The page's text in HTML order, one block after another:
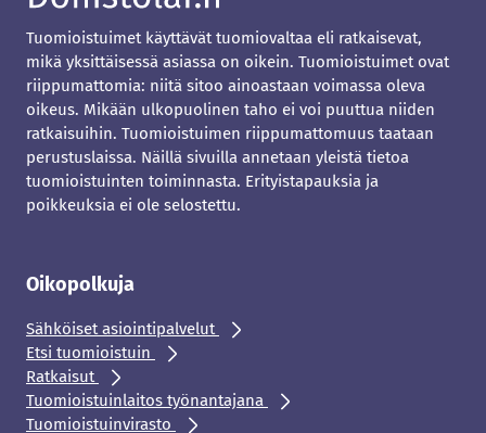
Tuomioistuimet käyttävät tuomiovaltaa eli ratkaisevat,
mikä yksittäisessä asiassa on oikein. Tuomioistuimet ovat
riippumattomia: niitä sitoo ainoastaan voimassa oleva
oikeus. Mikään ulkopuolinen taho ei voi puuttua niiden
ratkaisuihin. Tuomioistuimen riippumattomuus taataan
perustuslaissa. Näillä sivuilla annetaan yleistä tietoa
tuomioistuinten toiminnasta. Erityistapauksia ja
poikkeuksia ei ole selostettu.
Oikopolkuja
Sähköiset asiointipalvelut
Etsi tuomioistuin
Ratkaisut
Tuomioistuinlaitos työnantajana
Tuomioistuinvirasto